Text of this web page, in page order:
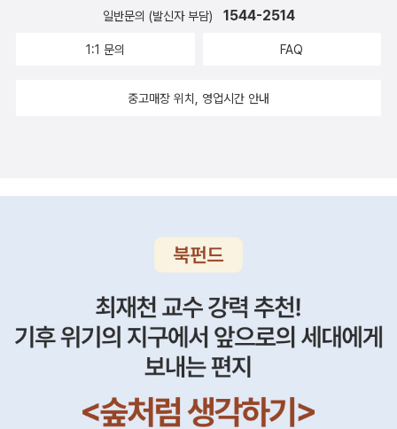
한다고 문제가 해결되지 않는다는 점을 상기시키며, 지금 통제할
수 있는 일에 집중하라고 조언합니다. 저자는 스트레스의 영향력
있는 일에 최선을 다하는 것이 감정 관리를 위한 첫걸음임을 강조
우는 것이 중요하다고 말합니다. 저자는 완벽한 엄마가 되는 것이
정하고 흘려보내는 연습을 강조합니다.“완벽한 엄마가 될 방법은
없다 해도 좋은 엄마가 되는 방법은 수백 가지나 된다.”우리는 종
종 아이의 행동이나 상황을 통제하려다 스트레스에 시달립니다.
요가 없으며, 내려놓아야 할 때를 아는 것이 중요하다고 강조합니
생겨난 것인지 알아차리는 것이 먼저다. 그리고 일어난 생각들을
통제한다. 생각이 머릿 속에 등장하면 그 생각을 받아들일지 말지
한다. 그리고 그 진실을 생각하고 기록으로 남긴다. 이것으로 부
후, 시간이 지나 기억이 퇴색되면 혹은 다시 마음을 다잡고 싶다
의 깊은 성찰로 그 해결책을 제시하기에 더 믿음이 간다. 방법도
복잡하지 않고 간단해서 바쁜 엄마들에게 활용도가 높을 것으로
생각된다. 책에 수록된 p156의 자기돌봄 빙고를 한 달의 시간을
두고 실천해보고자 한다. 나를 제대로 알아채고 돌보는 사람이 아
이도 건강하게 키울 수 있다. 이 책은 그것을 말하고자 한 것 같
다. 출판사로부터 도서를 제공받아 작성한 리뷰입니다.
엄마는 어떤 엄마인지 틀에 갇히지 않고 아이들을 성심성의껏돌
보면서도 돌보는 제 자신에게 최선을 다하고 있다고스스로 격려
겠다는 생각이 들었답니다. 부정적인 생각이나 걱정들을 잠시 내
일반문의 (발신자 부담) 1544-2514
1:1 문의 FAQ
중고매장 위치, 영업시간 안내